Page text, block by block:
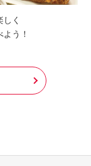
く
う！